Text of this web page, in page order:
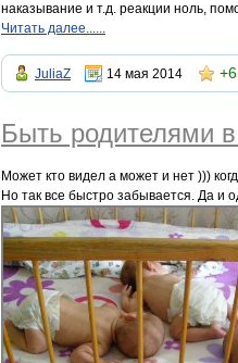
наказывание и т.д. реакции ноль,
Читать далее......
JuliaZ 14 мая 2014 +6
Быть родителями в
Может кто видел а может и нет )))
Но так все быстро забывается. Да и